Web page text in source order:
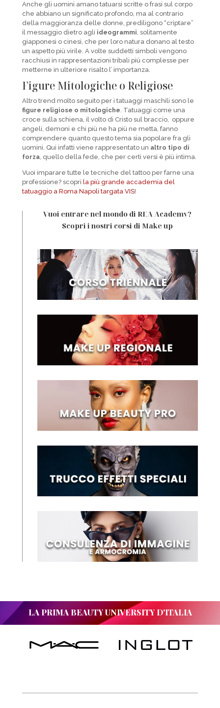
Anche gli uomini amano tatuarsi scritte o frasi sul corpo
che abbiano un significato profondo, ma al contrario
della maggioranza delle donne, prediligono “criptare”
il messaggio dietro agli ideogrammi, solitamente
giapponesi o cinesi, che per loro natura donano al testo
un aspetto più virile. A volte suddetti simboli vengono
racchiusi in rappresentazioni tribali più complesse per
metterne in ulteriore risalto l’ importanza.
Figure Mitologiche o Religiose
Altro trend molto seguito per i tatuaggi maschili sono le
figure religiose o mitologiche. Tatuaggi come una
croce sulla schiena, il volto di Cristo sul braccio, oppure
angeli, demoni e chi più ne ha più ne metta, fanno
comprendere quanto questo tema sia popolare fra gli
uomini. Qui infatti viene rappresentato un altro tipo di
forza, quello della fede, che per certi versi è più intima.
Vuoi imparare tutte le tecniche del tattoo per farne una
professione? scopri la più grande accademia del
tatuaggio a Roma Napoli targata VIS!
Vuoi entrare nel mondo di REA Academy?
Scopri i nostri corsi di Make up
LA PRIMA BEAUTY UNIVERSITY D'ITALIA